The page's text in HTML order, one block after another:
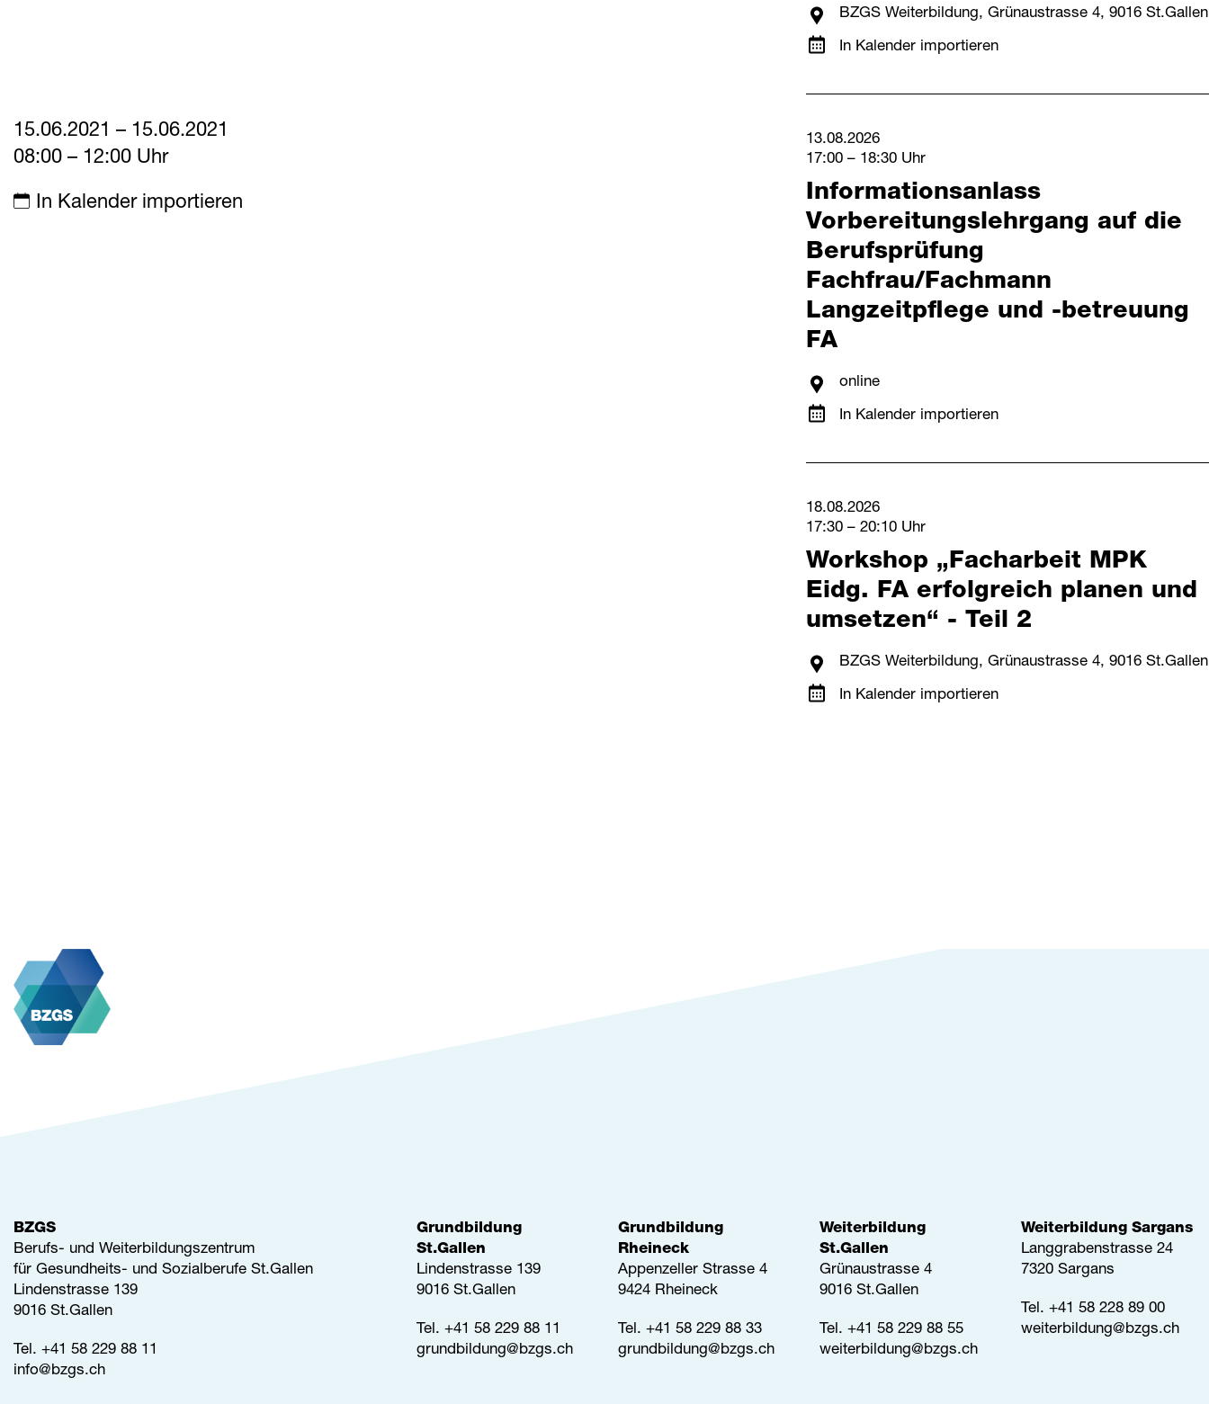
15.06.2021 – 15.06.2021
08:00 – 12:00 Uhr
In Kalender importieren
BZGS Weiterbildung, Grünaustrasse 4, 9016 St.Gallen
In Kalender importieren
13.08.2026
17:00 – 18:30 Uhr
Informationsanlass
Vorbereitungslehrgang auf die
Berufsprüfung
Fachfrau/Fachmann
Langzeitpflege und -betreuung
FA
online
In Kalender importieren
18.08.2026
17:30 – 20:10 Uhr
Workshop „Facharbeit MPK
Eidg. FA erfolgreich planen und
umsetzen“ - Teil 2
BZGS Weiterbildung, Grünaustrasse 4, 9016 St.Gallen
In Kalender importieren
BZGS
Berufs- und Weiterbildungszentrum
für Gesundheits- und Sozialberufe St.Gallen
Lindenstrasse 139
9016 St.Gallen
Tel. +41 58 229 88 11
info@bzgs.ch
Grundbildung
St.Gallen
Lindenstrasse 139
9016 St.Gallen
Tel. +41 58 229 88 11
grundbildung@bzgs.ch
Grundbildung
Rheineck
Appenzeller Strasse 4
9424 Rheineck
Tel. +41 58 229 88 33
grundbildung@bzgs.ch
Weiterbildung
St.Gallen
Grünaustrasse 4
9016 St.Gallen
Tel. +41 58 229 88 55
weiterbildung@bzgs.ch
Weiterbildung Sargans
Langgrabenstrasse 24
7320 Sargans
Tel. +41 58 228 89 00
weiterbildung@bzgs.ch